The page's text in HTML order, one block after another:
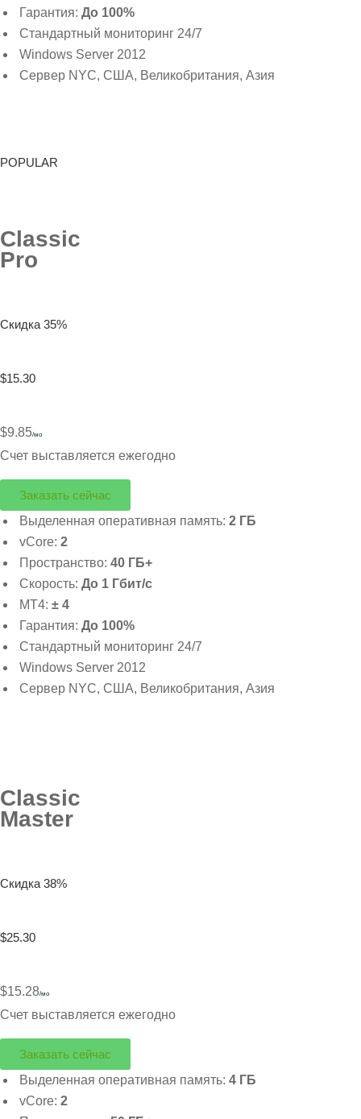
Гарантия: До 100%
Стандартный мониторинг 24/7
Windows Server 2012
Сервер NYC, США, Великобритания, Азия
POPULAR
Classic
Pro
Скидка 35%
$15.30
$9.85/мо
Счет выставляется ежегодно
Заказать сейчас
Выделенная оперативная память: 2 ГБ
vCore: 2
Пространство: 40 ГБ+
Скорость: До 1 Гбит/с
MT4: ± 4
Гарантия: До 100%
Стандартный мониторинг 24/7
Windows Server 2012
Сервер NYC, США, Великобритания, Азия
Classic
Master
Скидка 38%
$25.30
$15.28/мо
Счет выставляется ежегодно
Заказать сейчас
Выделенная оперативная память: 4 ГБ
vCore: 2